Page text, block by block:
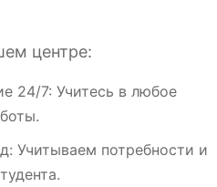
центре:
24/7: Учитесь в любое
Учитываем потребности и